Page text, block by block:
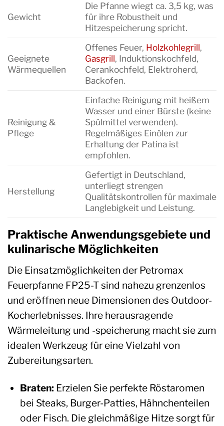
Gewicht
Die Pfanne wiegt ca. 3,5 kg, was
für ihre Robustheit und
Hitzespeicherung spricht.
Geeignete
Wärmequellen
Offenes Feuer, Holzkohlegrill,
Gasgrill, Induktionskochfeld,
Cerankochfeld, Elektroherd,
Backofen.
Reinigung &
Pflege
Einfache Reinigung mit heißem
Wasser und einer Bürste (keine
Spülmittel verwenden).
Regelmäßiges Einölen zur
Erhaltung der Patina ist
empfohlen.
Herstellung
Gefertigt in Deutschland,
unterliegt strengen
Qualitätskontrollen für maximale
Langlebigkeit und Leistung.
Praktische Anwendungsgebiete und
kulinarische Möglichkeiten
Die Einsatzmöglichkeiten der Petromax
Feuerpfanne FP25-T sind nahezu grenzenlos
und eröffnen neue Dimensionen des Outdoor-
Kocherlebnisses. Ihre herausragende
Wärmeleitung und -speicherung macht sie zum
idealen Werkzeug für eine Vielzahl von
Zubereitungsarten.
Braten: Erzielen Sie perfekte Röstaromen
bei Steaks, Burger-Patties, Hähnchenteilen
oder Fisch. Die gleichmäßige Hitze sorgt für